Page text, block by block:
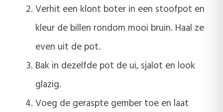
Verhit een klont boter in een stoofpot en
kleur de billen rondom mooi bruin. Haal ze
even uit de pot.
Bak in dezelfde pot de ui, sjalot en look
glazig.
Voeg de geraspte gember toe en laat